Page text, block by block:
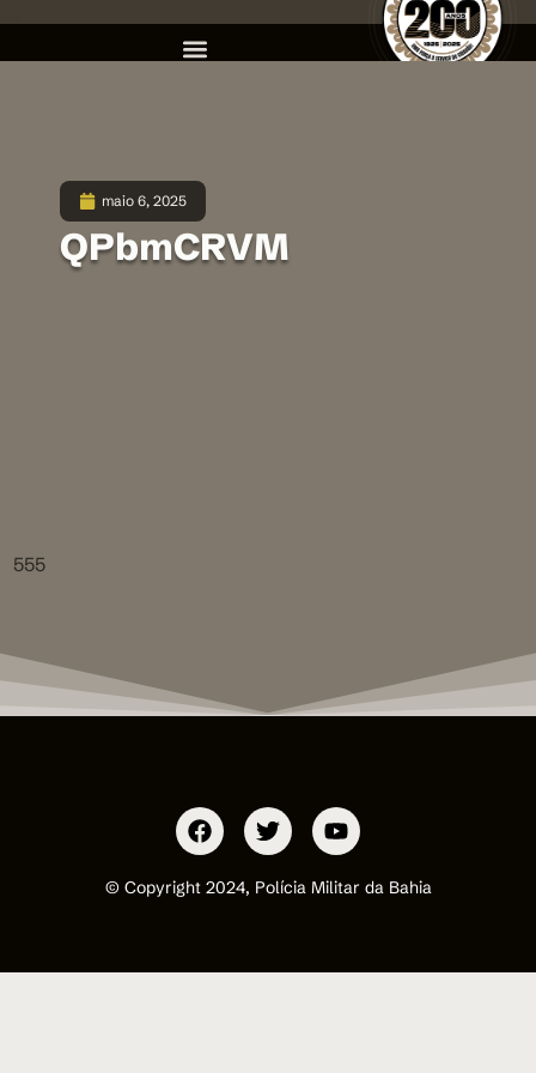
maio 6, 2025
QPbmCRVM
555
© Copyright 2024, Polícia Militar da Bahia